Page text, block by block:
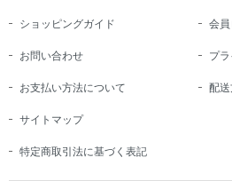
ショッピングガイド 会
お問い合わせ プ
お支払い方法について 配
サイトマップ
特定商取引法に基づく表記